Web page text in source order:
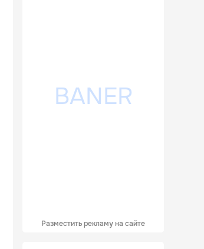
Разместить рекламу на сайте